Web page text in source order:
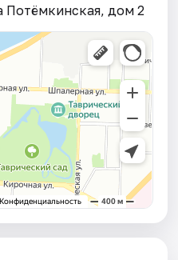
Потёмкинская, дом 2